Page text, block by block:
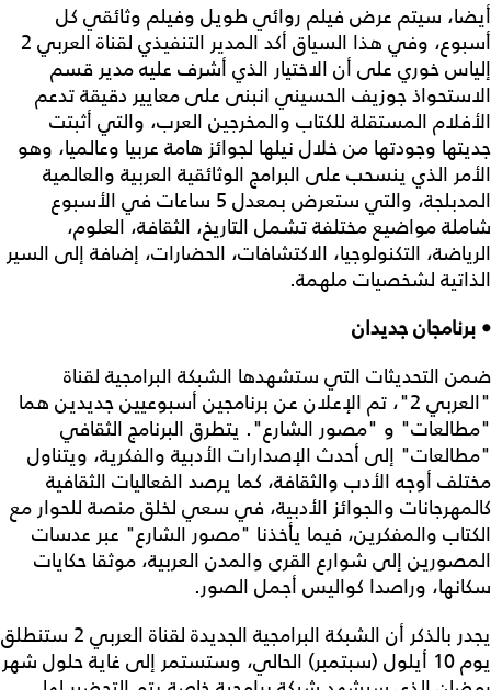
أيضا، سيتم عرض فيلم روائي طويل وفيلم وثائقي كل
أسبوع، وفي هذا السياق أكد المدير التنفيذي لقناة العربي 2
إلياس خوري على أن الاختيار الذي أشرف عليه مدير قسم
الاستحواذ جوزيف الحسيني انبنى على معايير دقيقة تدعم
الأفلام المستقلة للكتاب والمخرجين العرب، والتي أثبتت
جديتها وجودتها من خلال نيلها لجوائز هامة عربيا وعالميا، وهو
الأمر الذي ينسحب على البرامج الوثائقية العربية والعالمية
المدبلجة، والتي ستعرض بمعدل 5 ساعات في الأسبوع
شاملة مواضيع مختلفة تشمل التاريخ، الثقافة، العلوم،
الرياضة، التكنولوجيا، الاكتشافات، الحضارات، إضافة إلى السير
الذاتية لشخصيات ملهمة.
• برنامجان جديدان
ضمن التحديثات التي ستشهدها الشبكة البرامجية لقناة
"العربي 2"، تم الإعلان عن برنامجين أسبوعيين جديدين هما
"مطالعات" و "مصور الشارع". يتطرق البرنامج الثقافي
"مطالعات" إلى أحدث الإصدارات الأدبية والفكرية، ويتناول
مختلف أوجه الأدب والثقافة، كما يرصد الفعاليات الثقافية
كالمهرجانات والجوائز الأدبية، في سعي لخلق منصة للحوار مع
الكتاب والمفكرين، فيما يأخذنا "مصور الشارع" عبر عدسات
المصورين إلى شوارع القرى والمدن العربية، موثقا حكايات
سكانها، وراصدا كواليس أجمل الصور.
يجدر بالذكر أن الشبكة البرامجية الجديدة لقناة العربي 2 ستنطلق
يوم 10 أيلول (سبتمبر) الحالي، وستستمر إلى غاية حلول شهر